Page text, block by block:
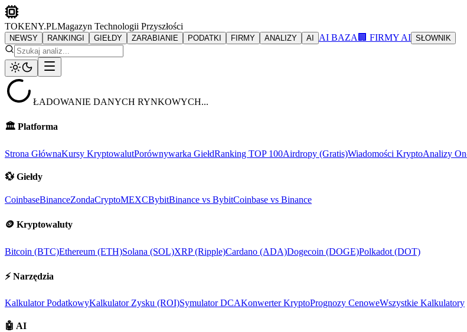
TOKENY.PLMagazyn Technologii Przyszłości
NEWSY RANKINGI GIEŁDY ZARABIANIE PODATKI FIRMY ANALIZY AI AI BAZA 🏢 FIRMY AI SŁOWNIK
ŁADOWANIE DANYCH RYNKOWYCH...
🏛️ Platforma
Strona GłównaKursy KryptowalutPorównywarka GiełdRanking TOP 100Airdropy (Gratis)Wiadomości KryptoAnalizy
💱 Giełdy
CoinbaseBinanceZondaCryptoMEXCBybitBinance vs BybitCoinbase vs Binance
🪙 Kryptowaluty
Bitcoin (BTC)Ethereum (ETH)Solana (SOL)XRP (Ripple)Cardano (ADA)Dogecoin (DOGE)Polkadot (DOT)
⚡ Narzędzia
Kalkulator PodatkowyKalkulator Zysku (ROI)Symulator DCAKonwerter KryptoPrognozy CenoweWszystkie Kalkulatory
🤖 AI